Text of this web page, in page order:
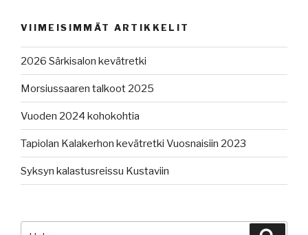
VIIMEISIMMÄT ARTIKKELIT
2026 Särkisalon kevätretki
Morsiussaaren talkoot 2025
Vuoden 2024 kohokohtia
Tapiolan Kalakerhon kevätretki Vuosnaisiin 2023
Syksyn kalastusreissu Kustaviin